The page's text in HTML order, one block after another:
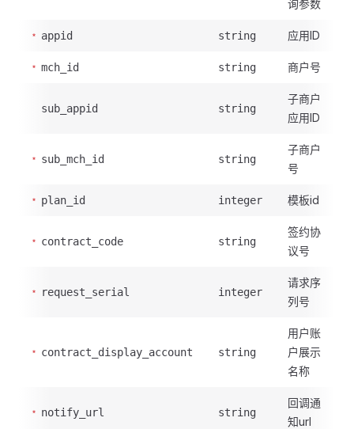
询参数
appid string 应用ID
mch_id string 商户号
sub_appid string
子商户
应用ID
sub_mch_id string
子商户
号
plan_id integer 模板id
contract_code string
签约协
议号
request_serial integer
请求序
列号
contract_display_account string
用户账
户展示
名称
notify_url string
回调通
知url